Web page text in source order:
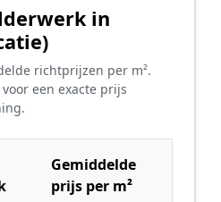
in
richtprijzen per m².
een exacte prijs
Gemiddelde
prijs per m²